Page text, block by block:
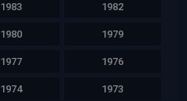
1983 1982
1980 1979
1977 1976
1974 1973